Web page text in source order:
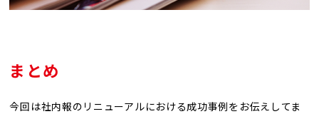
まとめ
今回は社内報のリニューアルにおける成功事例をお伝えしてま